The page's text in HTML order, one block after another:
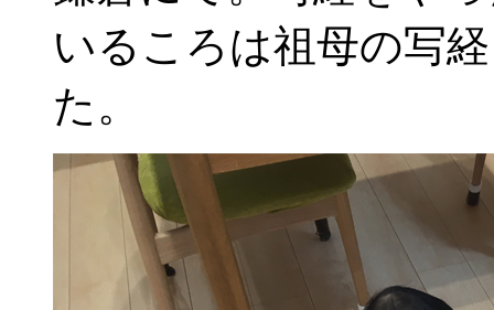
いるころは祖母の写
た。